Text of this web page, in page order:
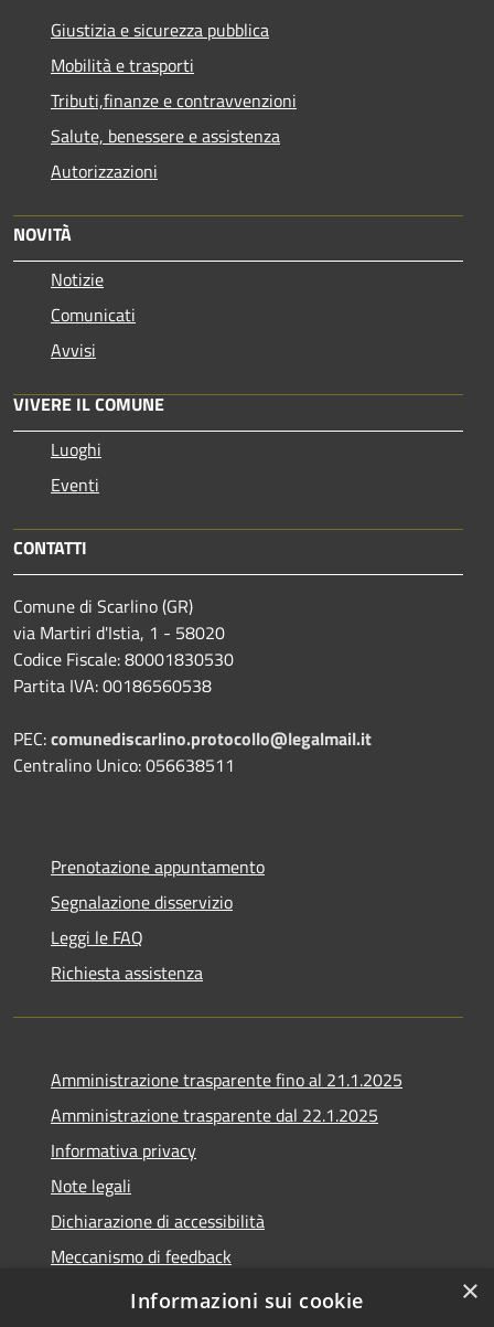
Giustizia e sicurezza pubblica
Mobilità e trasporti
Tributi,finanze e contravvenzioni
Salute, benessere e assistenza
Autorizzazioni
NOVITÀ
Notizie
Comunicati
Avvisi
VIVERE IL COMUNE
Luoghi
Eventi
CONTATTI
Comune di Scarlino (GR)
via Martiri d'Istia, 1 - 58020
Codice Fiscale: 80001830530
Partita IVA: 00186560538
PEC:comunediscarlino.protocollo@legalmail.it
Centralino Unico: 056638511
Prenotazione appuntamento
Segnalazione disservizio
Leggi le FAQ
Richiesta assistenza
Amministrazione trasparente fino al 21.1.2025
Amministrazione trasparente dal 22.1.2025
Informativa privacy
Note legali
Dichiarazione di accessibilità
Meccanismo di feedback
Whistleblowing
×
Informazioni sui cookie